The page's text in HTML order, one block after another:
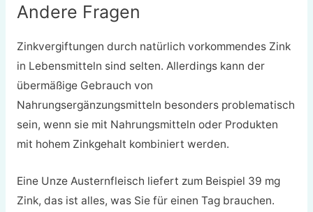
Andere Fragen
Zinkvergiftungen durch natürlich vorkommendes Zink
in Lebensmitteln sind selten. Allerdings kann der
übermäßige Gebrauch von
Nahrungsergänzungsmitteln besonders problematisch
sein, wenn sie mit Nahrungsmitteln oder Produkten
mit hohem Zinkgehalt kombiniert werden.
Eine Unze Austernfleisch liefert zum Beispiel 39 mg
Zink, das ist alles, was Sie für einen Tag brauchen.